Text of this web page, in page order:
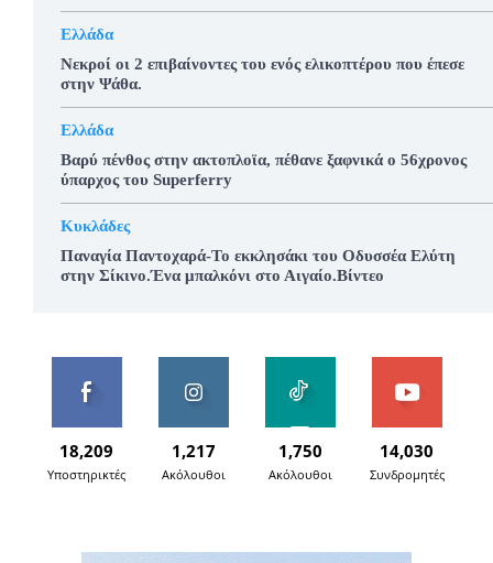
Ελλάδα
Νεκροί οι 2 επιβαίνοντες του ενός ελικοπτέρου που έπεσε
στην Ψάθα.
Ελλάδα
Βαρύ πένθος στην ακτοπλοϊα, πέθανε ξαφνικά ο 56χρονος
ύπαρχος του Superferry
Κυκλάδες
Παναγία Παντοχαρά-Το εκκλησάκι του Οδυσσέα Ελύτη
στην Σίκινο.Ένα μπαλκόνι στο Αιγαίο.Βίντεο
18,209
Υποστηρικτές
1,217
Ακόλουθοι
1,750
Ακόλουθοι
14,030
Συνδρομητές